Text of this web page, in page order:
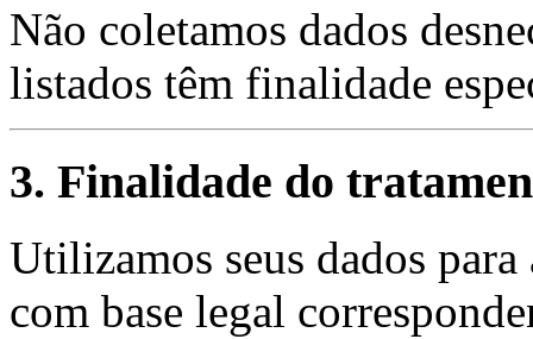
Não coletamos dados
listados têm finalidade
3. Finalidade do
Utilizamos seus dados
com base legal